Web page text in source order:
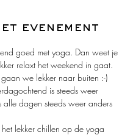
evenement
goed met yoga. Dan weet je
relaxt het weekend in gaat.
we lekker naar buiten :-)
is steeds weer
alle dagen steeds weer anders
het lekker chillen op de yoga